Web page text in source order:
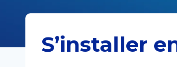
S’installer